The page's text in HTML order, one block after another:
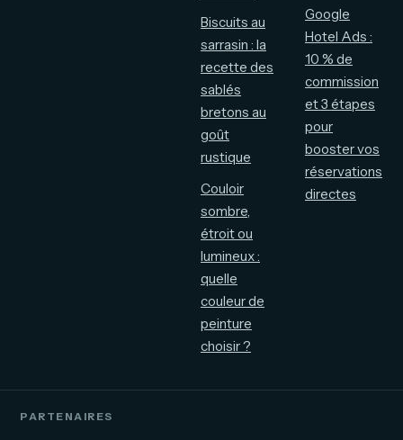
Biscuits au
sarrasin : la
recette des
sablés
bretons au
goût
rustique
Couloir
sombre,
étroit ou
lumineux :
quelle
couleur de
peinture
choisir ?
Google
Hotel Ads :
10 % de
commission
et 3 étapes
pour
booster vos
réservations
directes
PARTENAIRES